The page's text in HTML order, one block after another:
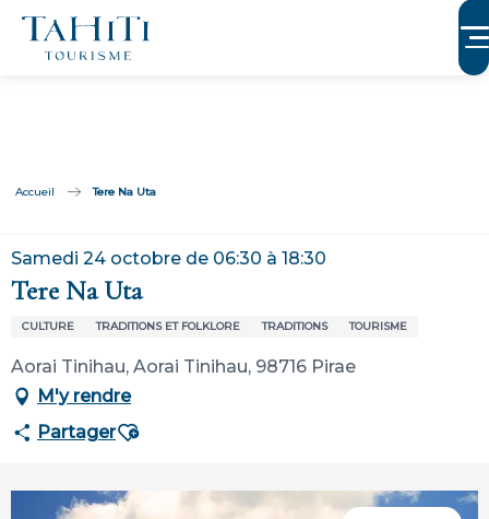
Aller
contenu
Accueil Tere Na Uta
Samedi 24 octobre de 06:30 à 18:30
Tere Na Uta
CULTURE TRADITIONS ET FOLKLORE TRADITIONS TOURISME
Aorai Tinihau, Aorai Tinihau, 98716 Pirae
M'y rendre
PartagerAjouter aux favoris